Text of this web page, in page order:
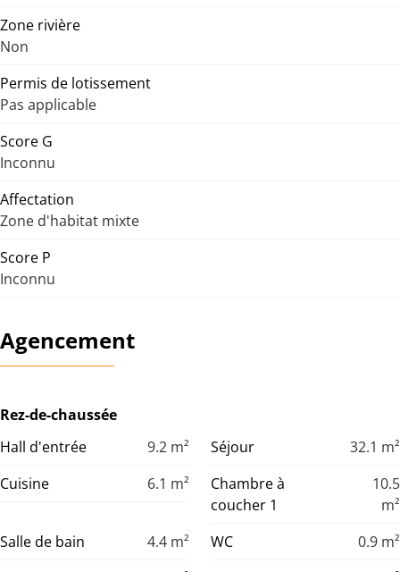
Zone rivière
Non
Permis de lotissement
Pas applicable
Score G
Inconnu
Affectation
Zone d'habitat mixte
Score P
Inconnu
Agencement
Rez-de-chaussée
Hall d'entrée
9.2 m² Séjour 32.1 m²
Cuisine
6.1 m²
Chambre à
coucher 1
10.5
m²
Salle de bain
4.4 m² WC 0.9 m²